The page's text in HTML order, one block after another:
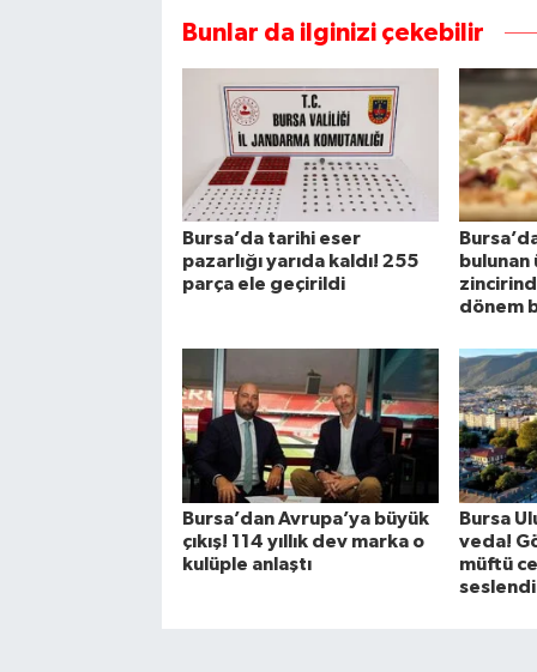
Bunlar da ilginizi çekebilir
Bursa’da tarihi eser
pazarlığı yarıda kaldı! 255
parça ele geçirildi
bulunan
dönem
Bursa’dan Avrupa’ya büyük
çıkış! 114 yıllık dev marka o
kulüple anlaştı
Bursa
veda!
müftü
seslendi